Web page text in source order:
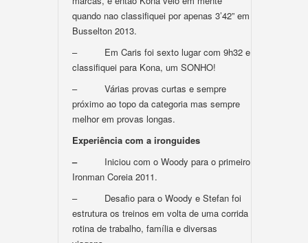
quando nao classifiquei por apenas 3’42” em
Busselton 2013.
– Em Caris foi sexto lugar com 9h32 e
classifiquei para Kona, um SONHO!
– Várias provas curtas e sempre
próximo ao topo da categoria mas sempre
melhor em provas longas.
Experiência com a ironguides
– Iniciou com o Woody para o primeiro
Ironman Coreia 2011.
– Desafio para o Woody e Stefan foi
estrutura os treinos em volta de uma corrida
rotina de trabalho, família e diversas